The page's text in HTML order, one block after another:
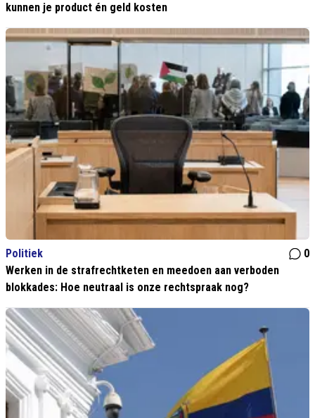
kunnen je product én geld kosten
Politiek
0
Werken in de strafrechtketen en meedoen aan verboden
blokkades: Hoe neutraal is onze rechtspraak nog?